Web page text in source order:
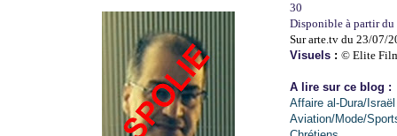
30
Disponible à partir
Sur arte.tv du 23/07/
Visuels : © Elite
A lire sur ce blog :
Affaire al-Dura/Israël
Aviation/Mode/